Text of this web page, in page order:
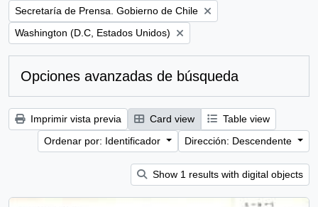
Remove filter:
Secretaría de Prensa. Gobierno de Chile
Remove filter:
Washington (D.C, Estados Unidos)
Opciones avanzadas de búsqueda
Imprimir vista previa Card view
Table view
Ordenar por: Identificador
Dirección: Descendente
Show 1 results with digital objects